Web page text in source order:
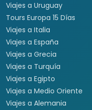
Viajes a Uruguay
Tours Europa 15 Días
Viajes a Italia
Viajes a España
Viajes a Grecia
Viajes a Turquía
Viajes a Egipto
Viajes a Medio Oriente
Viajes a Alemania